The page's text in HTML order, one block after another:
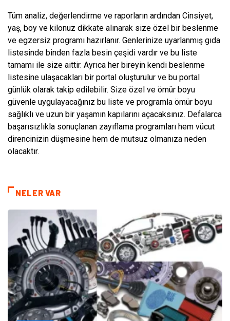
Tüm analiz, değerlendirme ve raporların ardından Cinsiyet,
yaş, boy ve kilonuz dikkate alınarak size özel bir beslenme
ve egzersiz programı hazırlanır. Genlerinize uyarlanmış gıda
listesinde binden fazla besin çeşidi vardır ve bu liste
tamamı ile size aittir. Ayrıca her bireyin kendi beslenme
listesine ulaşacakları bir portal oluşturulur ve bu portal
günlük olarak takip edilebilir. Size özel ve ömür boyu
güvenle uygulayacağınız bu liste ve programla ömür boyu
sağlıklı ve uzun bir yaşamın kapılarını açacaksınız. Defalarca
başarısızlıkla sonuçlanan zayıflama programları hem vücut
direncinizin düşmesine hem de mutsuz olmanıza neden
olacaktır.
NELER VAR